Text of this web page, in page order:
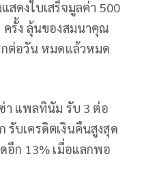
สดงใบเสร็จมูลค่า 500
รั้ง ลุ้นของสมนาคุณ
กต่อวัน หมดแล้วหมด
า แพลทินัม รับ 3 ต่อ
บเครดิตเงินคืนสูงสุด
อีก 13% เมื่อแลกพอ